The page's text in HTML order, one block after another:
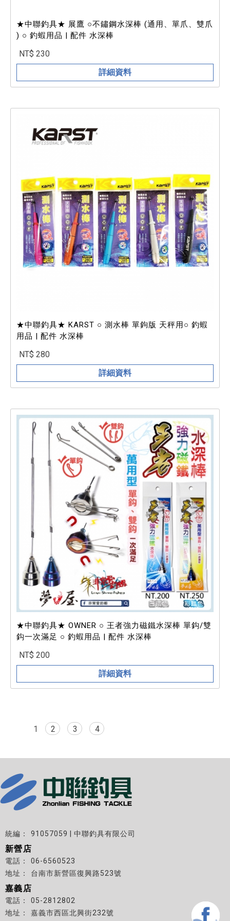
★中聯釣具★ 展鷹 ○不鏽鋼水深棒 (通用、單爪、雙爪
) ○ 釣蝦用品 | 配件 水深棒
NT$ 230
詳細資料
★中聯釣具★ KARST ○ 測水棒 單鉤版 天秤用○ 釣蝦
用品 | 配件 水深棒
NT$ 280
詳細資料
★中聯釣具★ OWNER ○ 王者強力磁鐵水深棒 單鈎/雙
鈎一次滿足 ○ 釣蝦用品 | 配件 水深棒
NT$ 200
詳細資料
1 2 3 4
91057059 | 中聯釣具有限公司
新營店
06-6560523
台南市新營區復興路523號
嘉義店
05-2812802
嘉義市西區北興街232號